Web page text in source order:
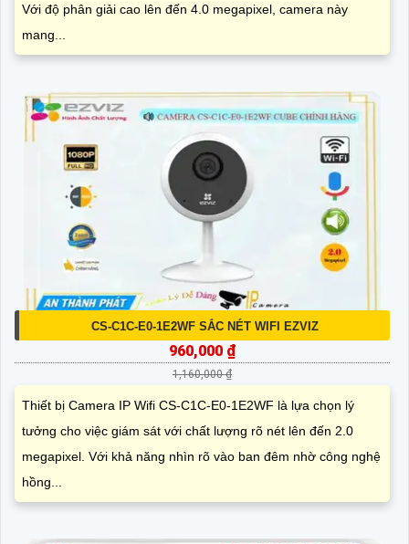
Với độ phân giải cao lên đến 4.0 megapixel, camera này
mang...
CS-C1C-E0-1E2WF SẮC NÉT WIFI EZVIZ
960,000 ₫
1,160,000 ₫
Thiết bị Camera IP Wifi CS-C1C-E0-1E2WF là lựa chọn lý
tưởng cho việc giám sát với chất lượng rõ nét lên đến 2.0
megapixel. Với khả năng nhìn rõ vào ban đêm nhờ công nghệ
hồng...